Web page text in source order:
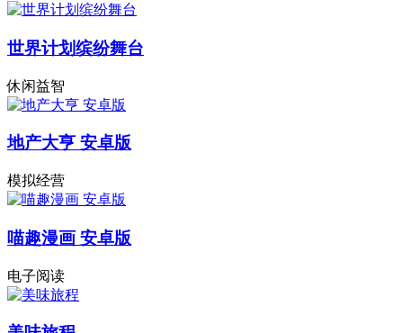
世界计划缤纷舞台
休闲益智
地产大亨 安卓版
模拟经营
喵趣漫画 安卓版
电子阅读